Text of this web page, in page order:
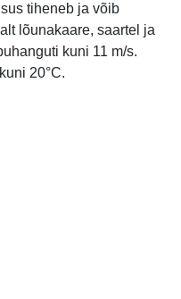
tiheneb ja võib
lõunakaare, saartel ja
kuni 11 m/s.
20°C.